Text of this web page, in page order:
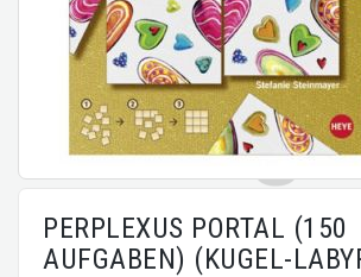
PERPLEXUS PORTAL (150
AUFGABEN) (KUGEL-